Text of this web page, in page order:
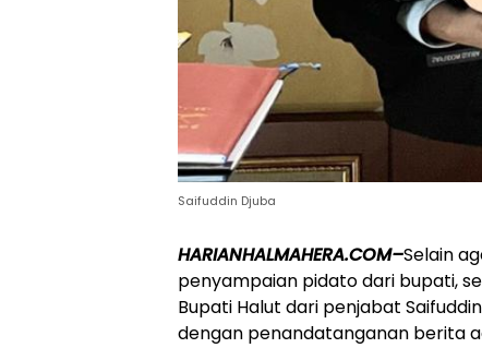
Saifuddin Djuba
HARIANHALMAHERA.COM–Selain
penyampaian pidato dari bupati,
Bupati Halut dari penjabat
dengan penandatanganan berita